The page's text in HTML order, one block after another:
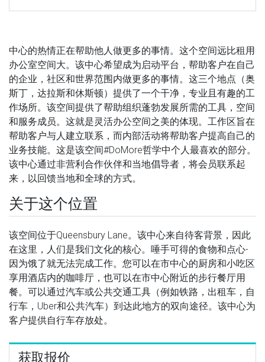
中心的热情正在帮助他人做更多的事情。这个空间远比租用
办公室空间大。该中心希望成为启动平台，帮助客户在自己
的企业，社区和世界范围内做更多的事情。这三个地点（奥
斯丁，达拉斯和休斯顿）提供了一个干净，专业且有趣的工
作场所。该空间提供了帮助组织蓬勃发展所需的工具，空间
和服务成员。这就是灵活办公空间之美的体现。工作区旨在
帮助客户与人建立联系，而内部活动将帮助客户提高自己的
业务技能。这是该空间#DoMore哲学中个人最喜欢的部分。
该中心通过非营利合作伙伴和当地倡导者，将会员联系起
来，以回馈当地和全球的方式。
关于这个位置
该空间位于Queensbury Lane。该中心来自待客背景，因此
在这里，人们是我们文化的核心。唾手可得的食物和点心-
因为饿了就无法完成工作。您可以在市中心的厨房和小吃区
享用酒店内的咖啡厅，也可以在市中心附近的步行餐厅用
餐。可以通过汽车或公共交通工具（例如铁路，出租车，自
行车，Uber和公共汽车）到达此地方的双向途径。该中心为
客户提供自行车存放处。
获取报价